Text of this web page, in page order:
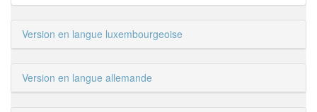
Version en langue luxembourgeoise
Version en langue allemande